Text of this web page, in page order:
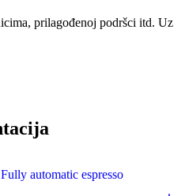
prilagođenoj podršci itd. Uz
automatic espresso